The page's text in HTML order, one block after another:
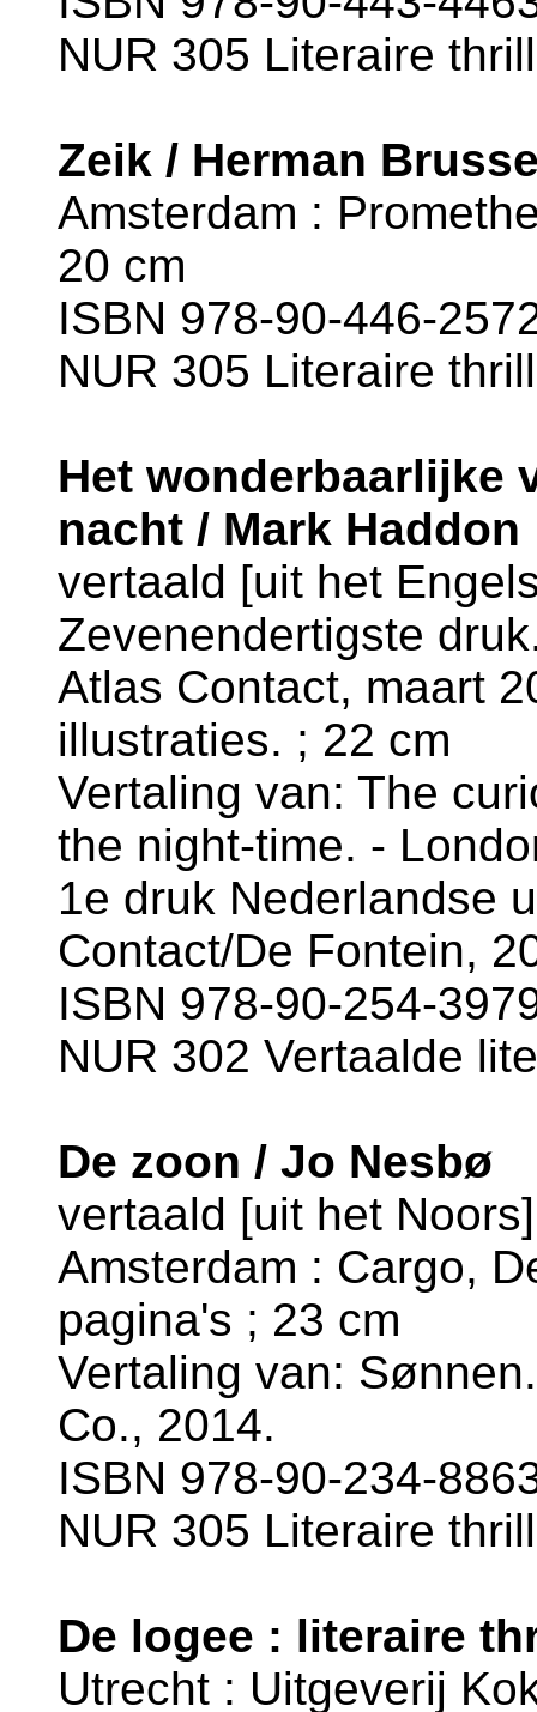
NUR 305 Literaire
Zeik / Herman
Amsterdam :
20 cm
ISBN 978-90-446-
NUR 305 Literaire
Het wonderbaarlijke
nacht / Mark Haddon
vertaald [uit het
Zevenendertigste
Atlas Contact, maart
illustraties. ; 22 cm
Vertaling van: The
the night-time. -
1e druk Nederlandse
Contact/De Fontein,
ISBN 978-90-254-
NUR 302 Vertaalde
De zoon / Jo Nesbø
vertaald [uit het
Amsterdam : Cargo,
pagina's ; 23 cm
Vertaling van:
Co., 2014.
ISBN 978-90-234-
NUR 305 Literaire
De logee : literaire
Utrecht : Uitgeverij